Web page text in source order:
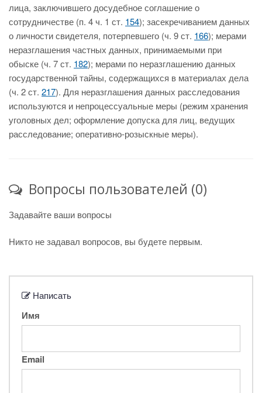
лица, заключившего досудебное соглашение о
сотрудничестве (п. 4 ч. 1 ст. 154); засекречиванием данных
о личности свидетеля, потерпевшего (ч. 9 ст. 166); мерами
неразглашения частных данных, принимаемыми при
обыске (ч. 7 ст. 182); мерами по неразглашению данных
государственной тайны, содержащихся в материалах дела
(ч. 2 ст. 217). Для неразглашения данных расследования
используются и непроцессуальные меры (режим хранения
уголовных дел; оформление допуска для лиц, ведущих
расследование; оперативно-розыскные меры).
Вопросы пользователей (0)
Задавайте ваши вопросы
Никто не задавал вопросов, вы будете первым.
Написать
Имя
Email